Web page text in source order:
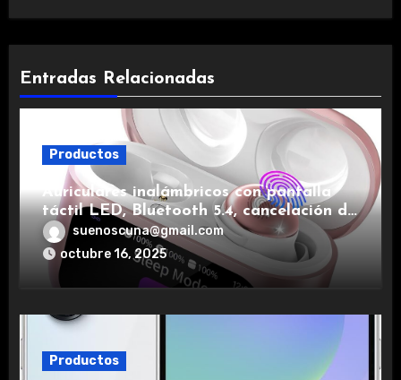
Entradas Relacionadas
Productos
Auriculares inalámbricos con pantalla
táctil LED, Bluetooth 5.4, cancelación de
ruido, impermeables y de larga duración.
suenoscuna@gmail.com
octubre 16, 2025
Productos